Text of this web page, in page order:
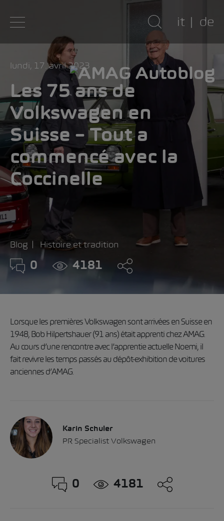
it de
lundi, 17. avril 2023
Les 75 ans de
Volkswagen en
Suisse – Tout a
commencé avec la
Coccinelle
Blog Histoire et tradition
0 4181
Lorsque les premières Volkswagen sont arrivées en Suisse en
1948, Bob Hilpertshauer (91 ans) était apprenti chez AMAG.
Au cours d’une rencontre avec l’apprentie actuelle Noemi, il
fait revivre les temps passés au dépôt-exhibition de voitures
anciennes d’AMAG.
Karin Schuler
PR Specialist Volkswagen
0 4181